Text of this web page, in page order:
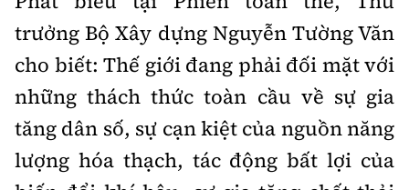
Thi viết về GTVT
Thế giới giao thông
Thế giới xây dựng
Khám phá
Lối sống
Ẩm thực
Video
Thời sự
Khám phá
Camera giao thông
Câu chuyện giao thông
Cơ quan chủ quản: Bộ Xây dựng
trưởng Bộ Xây dựng Nguyễn Tường Văn
cho biết: Thế giới đang phải đối mặt với
những thách thức toàn cầu về sự gia
tăng dân số, sự cạn kiệt của nguồn năng
lượng hóa thạch, tác động bất lợi của